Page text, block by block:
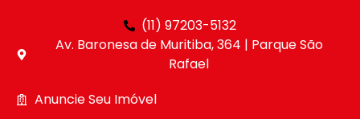
(11) 97203-5132
Av. Baronesa de Muritiba, 364 | Parque São
Rafael
Anuncie Seu Imóvel